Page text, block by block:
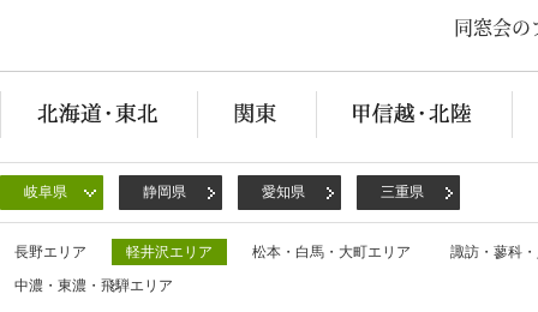
同窓会の
岐阜県 静岡県 愛知県 三重県
長野エリア 軽井沢エリア 松本・白馬・大町エリア
諏訪・蓼科
中濃・東濃・飛騨エリア